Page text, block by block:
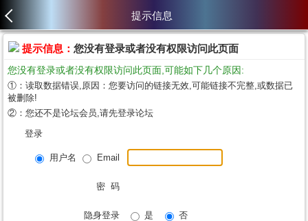
提示信息
提示信息： 您没有登录或者没有权限访问此页面
您没有登录或者没有权限访问此页面,可能如下几个原因:
①：读取数据错误,原因：您要访问的链接无效,可能链接不完整,或数据已
被删除!
②：您还不是论坛会员,请先登录论坛
登录
用户名 Email
密 码
隐身登录 是 否